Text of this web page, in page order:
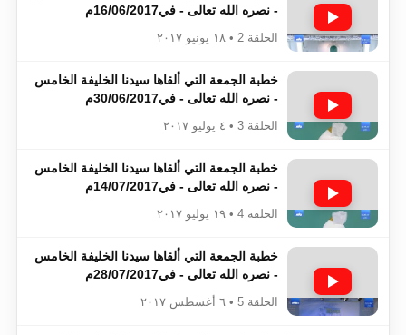
- نصره الله تعالى - في16/06/2017م
الحلقة 2 • ١٨ يونيو ٢٠١٧
خطبة الجمعة التي ألقاها سيدنا الخليفة الخامس
- نصره الله تعالى - في30/06/2017م
الحلقة 3 • ٤ يوليو ٢٠١٧
خطبة الجمعة التي ألقاها سيدنا الخليفة الخامس
- نصره الله تعالى - في14/07/2017م
الحلقة 4 • ١٩ يوليو ٢٠١٧
خطبة الجمعة التي ألقاها سيدنا الخليفة الخامس
- نصره الله تعالى - في28/07/2017م
الحلقة 5 • ٦ أغسطس ٢٠١٧